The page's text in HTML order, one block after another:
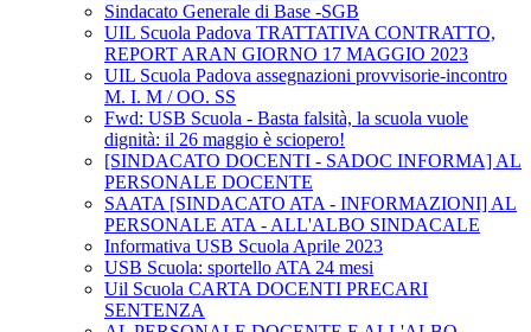
Sindacato Generale di Base -SGB
UIL Scuola Padova TRATTATIVA CONTRATTO,
REPORT ARAN GIORNO 17 MAGGIO 2023
UIL Scuola Padova assegnazioni provvisorie-incontro
M. I. M / OO. SS
Fwd: USB Scuola - Basta falsità, la scuola vuole
dignità: il 26 maggio è sciopero!
[SINDACATO DOCENTI - SADOC INFORMA] AL
PERSONALE DOCENTE
SAATA [SINDACATO ATA - INFORMAZIONI] AL
PERSONALE ATA - ALL'ALBO SINDACALE
Informativa USB Scuola Aprile 2023
USB Scuola: sportello ATA 24 mesi
Uil Scuola CARTA DOCENTI PRECARI
SENTENZA